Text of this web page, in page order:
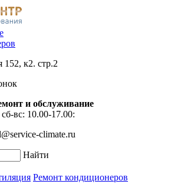
к2. стр.2
и обслуживание
вс: 10.00-17.00:
climate.ru
Найти
Ремонт кондиционеров